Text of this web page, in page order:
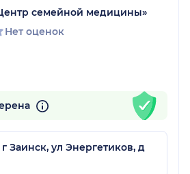
семейной медицины»
Нет оценок
Заинск, ул Энергетиков, д